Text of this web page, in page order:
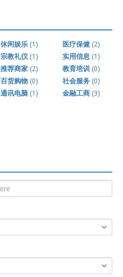
休闲娱乐 (1) 医疗保健 (2)
宗教礼仪 (1) 实用信息 (1)
推荐商家 (2) 教育培训 (0)
百货购物 (0) 社会服务 (0)
通讯电脑 (1) 金融工商 (3)